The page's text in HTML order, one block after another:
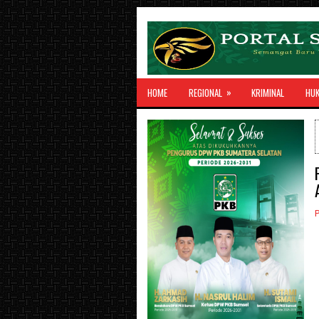
HOME REGIONAL » KRIMINAL